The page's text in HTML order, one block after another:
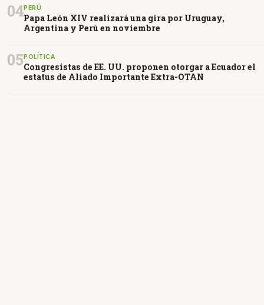
04PERÚ
Papa León XIV realizará una gira por Uruguay,
Argentina y Perú en noviembre
05 POLÍTICA
Congresistas de EE. UU. proponen otorgar a Ecuador el
estatus de Aliado Importante Extra-OTAN